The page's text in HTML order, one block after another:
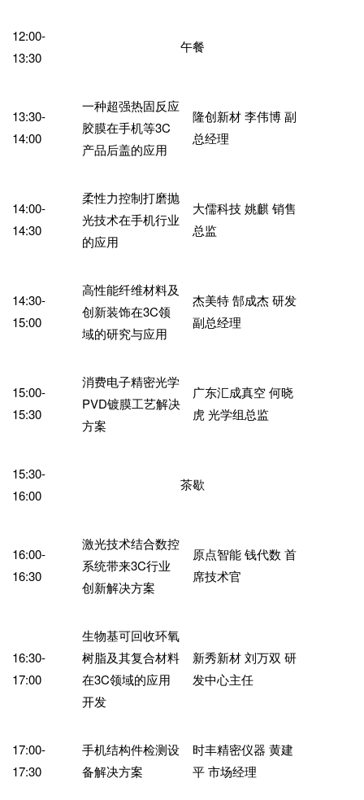
12:00-
13:30
午餐
13:30-
14:00
一种超强热固反应
胶膜在手机等3C
产品后盖的应用
隆创新材 李伟博 副
总经理
14:00-
14:30
柔性力控制打磨抛
光技术在手机行业
的应用
大儒科技 姚麒 销售
总监
14:30-
15:00
高性能纤维材料及
创新装饰在3C领
域的研究与应用
杰美特 郜成杰 研发
副总经理
15:00-
15:30
消费电子精密光学
PVD镀膜工艺解决
方案
广东汇成真空 何晓
虎 光学组总监
15:30-
16:00
茶歇
16:00-
16:30
激光技术结合数控
系统带来3C行业
创新解决方案
原点智能 钱代数 首
席技术官
16:30-
17:00
生物基可回收环氧
树脂及其复合材料
在3C领域的应用
开发
新秀新材 刘万双 研
发中心主任
17:00-
17:30
手机结构件检测设
备解决方案
时丰精密仪器 黄建
平 市场经理